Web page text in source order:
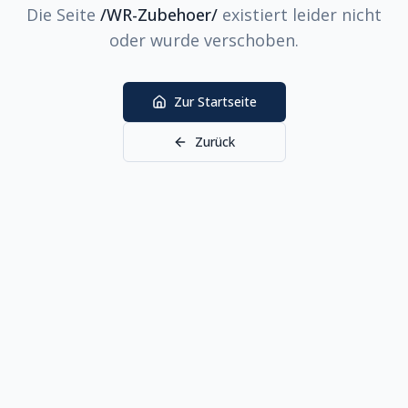
Die Seite /WR-Zubehoer/ existiert leider nicht
oder wurde verschoben.
Zur Startseite
Zurück